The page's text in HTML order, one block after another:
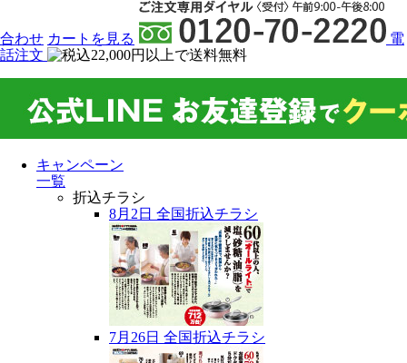
合わせ カート を見る
電
話注文
キャンペーン
一覧
折込チラシ
8月2日 全国折込チラシ
7月26日 全国折込チラシ